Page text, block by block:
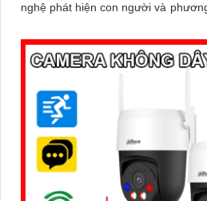
nghệ phát hiện con người và